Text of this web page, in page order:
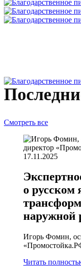
Смотреть все
17.11.2025
о русском
наружной
Игорь Фомин,
Читать